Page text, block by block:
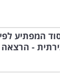
המפתיע
-